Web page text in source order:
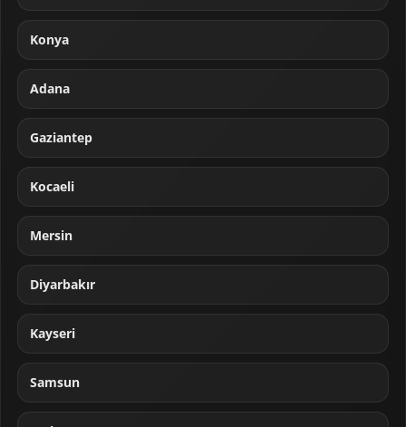
Konya
Adana
Gaziantep
Kocaeli
Mersin
Diyarbakır
Kayseri
Samsun